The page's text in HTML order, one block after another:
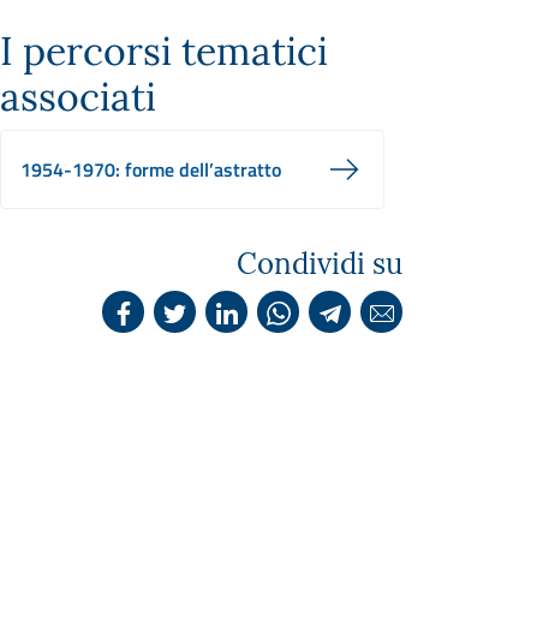
I percorsi tematici
associati
1954-1970: forme dell’astratto
Condividi su